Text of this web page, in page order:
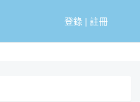
登錄| 註冊